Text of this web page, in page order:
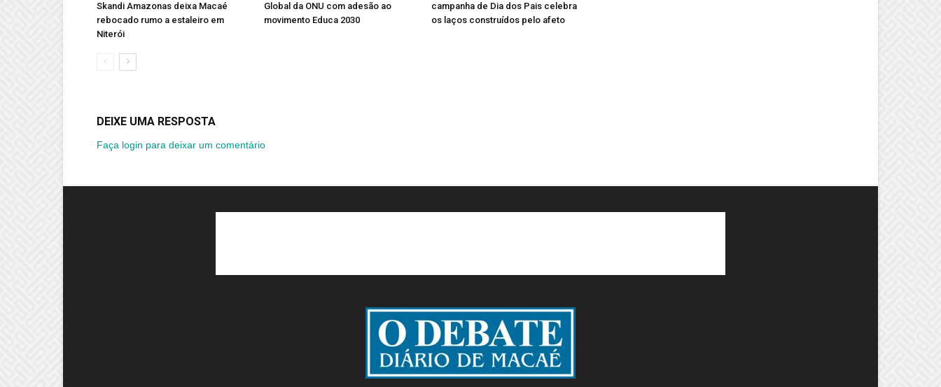
Skandi Amazonas deixa Macaé
rebocado rumo a estaleiro em
Niterói
Global da ONU com adesão ao
movimento Educa 2030
campanha de Dia dos Pais celebra
os laços construídos pelo afeto
DEIXE UMA RESPOSTA
Faça login para deixar um comentário